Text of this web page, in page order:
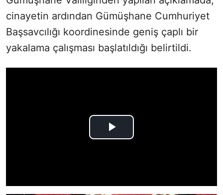
cinayetin ardından Gümüşhane Cumhuriyet
Başsavcılığı koordinesinde geniş çaplı bir
yakalama çalışması başlatıldığı belirtildi.